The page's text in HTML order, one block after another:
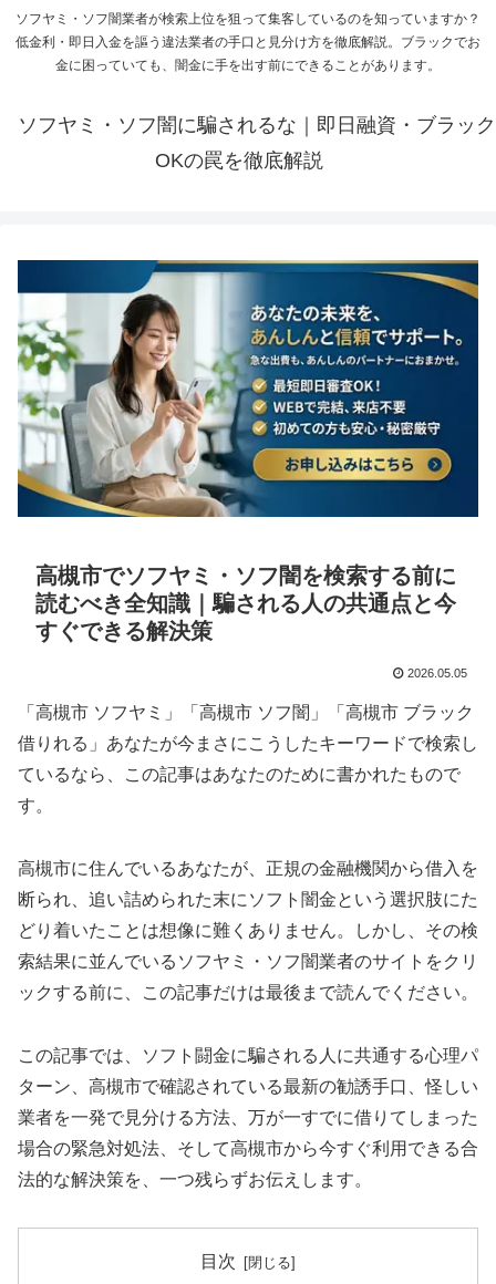
ソフヤミ・ソフ闇業者が検索上位を狙って集客しているのを知っていますか？
低金利・即日入金を謳う違法業者の手口と見分け方を徹底解説。ブラックでお
金に困っていても、闇金に手を出す前にできることがあります。
ソフヤミ・ソフ闇に騙されるな｜即日融資・ブラック
OKの罠を徹底解説
高槻市でソフヤミ・ソフ闇を検索する前に
読むべき全知識｜騙される人の共通点と今
すぐできる解決策
2026.05.05
「高槻市 ソフヤミ」「高槻市 ソフ闇」「高槻市 ブラック
借りれる」あなたが今まさにこうしたキーワードで検索し
ているなら、この記事はあなたのために書かれたもので
す。
高槻市に住んでいるあなたが、正規の金融機関から借入を
断られ、追い詰められた末にソフト闇金という選択肢にた
どり着いたことは想像に難くありません。しかし、その検
索結果に並んでいるソフヤミ・ソフ闇業者のサイトをクリ
ックする前に、この記事だけは最後まで読んでください。
この記事では、ソフト闘金に騙される人に共通する心理パ
ターン、高槻市で確認されている最新の勧誘手口、怪しい
業者を一発で見分ける方法、万が一すでに借りてしまった
場合の緊急対処法、そして高槻市から今すぐ利用できる合
法的な解決策を、一つ残らずお伝えします。
目次